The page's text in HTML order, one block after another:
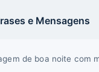
e Mensagens
de boa noite com